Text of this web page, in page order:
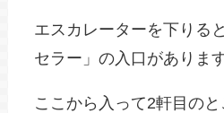
エスカレーターを下りる
セラー」の入口があります
ここから入って2軒目の